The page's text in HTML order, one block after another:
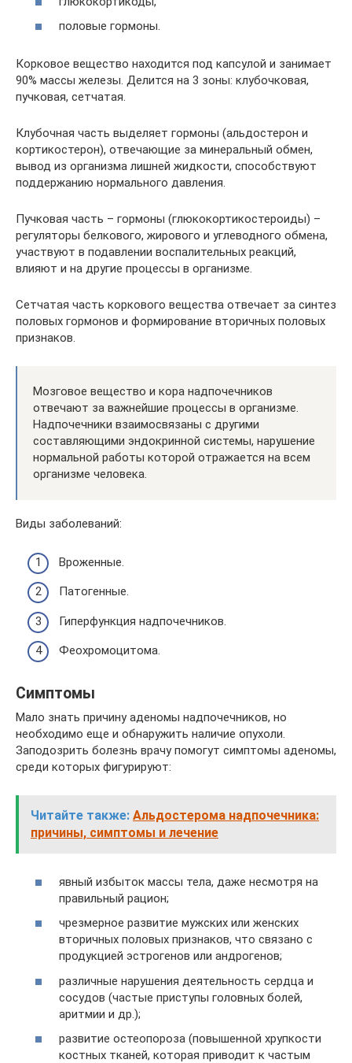
половые гормоны.
Корковое вещество находится под капсулой и занимает
90% массы железы. Делится на 3 зоны: клубочковая,
пучковая, сетчатая.
Клубочная часть выделяет гормоны (альдостерон и
кортикостерон), отвечающие за минеральный обмен,
вывод из организма лишней жидкости, способствуют
поддержанию нормального давления.
Пучковая часть – гормоны (глюкокортикостероиды) –
регуляторы белкового, жирового и углеводного обмена,
участвуют в подавлении воспалительных реакций,
влияют и на другие процессы в организме.
Сетчатая часть коркового вещества отвечает за синтез
половых гормонов и формирование вторичных половых
признаков.
Мозговое вещество и кора надпочечников
отвечают за важнейшие процессы в организме.
Надпочечники взаимосвязаны с другими
составляющими эндокринной системы, нарушение
нормальной работы которой отражается на всем
организме человека.
Виды заболеваний:
Вроженные.
Патогенные.
Гиперфункция надпочечников.
Феохромоцитома.
Симптомы
Мало знать причину аденомы надпочечников, но
необходимо еще и обнаружить наличие опухоли.
Заподозрить болезнь врачу помогут симптомы аденомы,
среди которых фигурируют:
Читайте также: Альдостерома надпочечника:
причины, симптомы и лечение
явный избыток массы тела, даже несмотря на
правильный рацион;
чрезмерное развитие мужских или женских
вторичных половых признаков, что связано с
продукцией эстрогенов или андрогенов;
различные нарушения деятельность сердца и
сосудов (частые приступы головных болей,
аритмии и др.);
развитие остеопороза (повышенной хрупкости
костных тканей, которая приводит к частым